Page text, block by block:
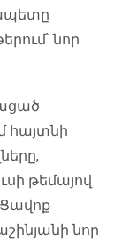
նոր
հայտնի
թեմայով
Ցավոք
նոր